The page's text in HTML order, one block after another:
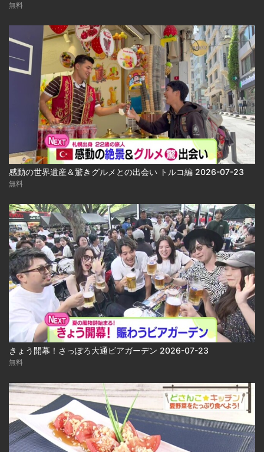
無料
感動の世界遺産＆驚きグルメとの出会い トルコ編 2026-07-23
無料
きょう開幕！さっぽろ大通ビアガーデン 2026-07-23
無料